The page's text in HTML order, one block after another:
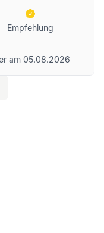
Dank an Frau
Grüße aus
Empfehlung
am 05.08.2026